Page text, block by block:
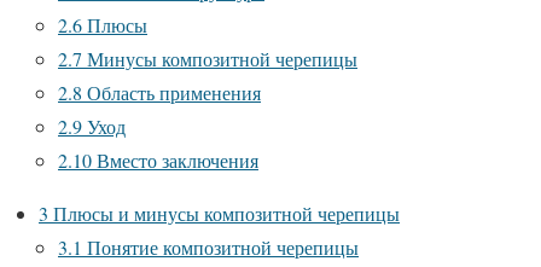
2.6Плюсы
2.7 Минусы композитной черепицы
2.8 Область применения
2.9Уход
2.10Вместо заключения
3 Плюсы и минусы композитной черепицы
3.1 Понятие композитной черепицы